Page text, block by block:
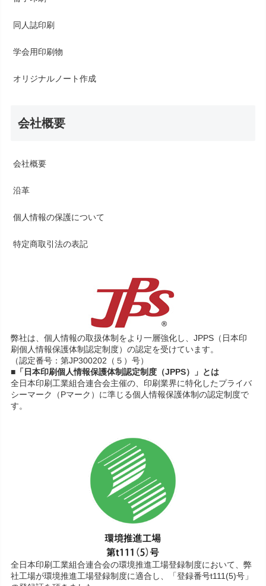
同人誌印刷
学会用印刷物
オリジナルノート作成
会社概要
会社概要
沿革
個人情報の保護について
特定商取引法の表記
弊社は、個人情報の取扱体制をより一層強化し、JPPS（日本印
刷個人情報保護体制認定制度）の認定を受けています。
（認定番号：第JP300202（５）号）
■「日本印刷個人情報保護体制認定制度（JPPS）」とは
全日本印刷工業組合連合会主催の、印刷業界に特化したプライバ
シーマーク（Pマーク）に準じる個人情報保護体制の認定制度で
す。
全日本印刷工業組合連合会の環境推進工場登録制度において、弊
社工場が環境推進工場登録制度に適合し、「登録番号t111(5)号」